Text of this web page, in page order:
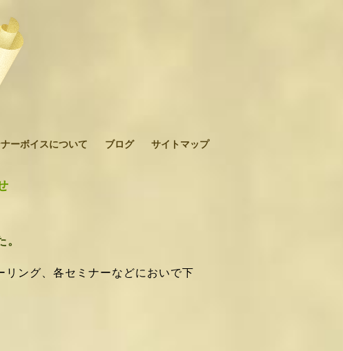
ーボイスについて ブログ サイトマップ
リング、各セミナーなどにおいで下